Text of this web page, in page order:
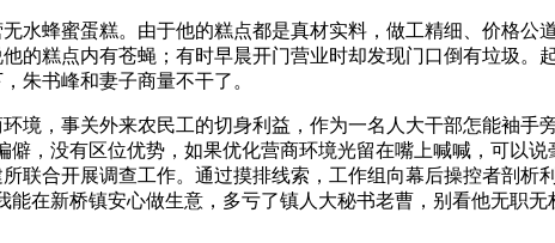
蜂蜜蛋糕。由于他的糕点都是真材实料，做工精细、价格公
的糕点内有苍蝇；有时早晨开门营业时却发现门口倒有垃圾。
朱书峰和妻子商量不干了。
，事关外来农民工的切身利益，作为一名人大干部怎能袖手
，没有区位优势，如果优化营商环境光留在嘴上喊喊，可以
合开展调查工作。通过摸排线索，工作组向幕后操控者剖析
在新桥镇安心做生意，多亏了镇人大秘书老曹，别看他无职